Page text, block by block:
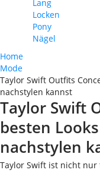
Lang
Locken
Pony
Nägel
Home
Mode
Taylor Swift Outfits
nachstylen kannst
Taylor Swift
besten
nachstylen
Taylor Swift ist nicht